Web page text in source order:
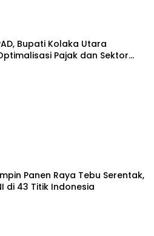
Bupati Kolaka Utara
Pajak dan Sektor
Panen Raya Tebu Serentak,
di 43 Titik Indonesia